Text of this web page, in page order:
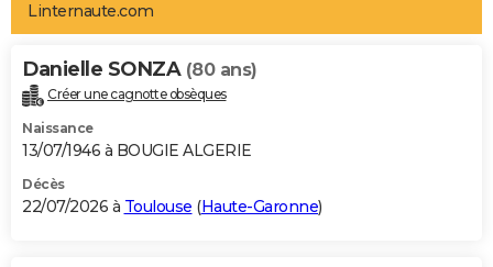
Art de vivre
Bien-être
Loisirs
Mode
Modes de vie
Alimentation
Guide de la santé
Maladies
Médicaments
Sommeil
VOYAGE
Destinations
City break
Voyage nature
Voyage de noces
Forum
Climat
+PHOTO
GUIDES D'ACHAT
BONS PLANS
Linternaute.com
Danielle SONZA (80 ans)
Créer une cagnotte obsèques
Naissance
13/07/1946 à BOUGIE ALGERIE
Décès
22/07/2026 à Toulouse (Haute-Garonne)